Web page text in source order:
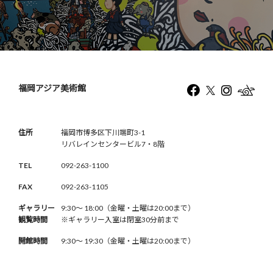
福岡アジア美術館
住所
福岡市博多区下川端町3-1
リバレインセンタービル7・8階
TEL 092-263-1100
FAX 092-263-1105
ギャラリー
観覧時間
9:30〜 18:00（金曜・土曜は20:00まで）
※ギャラリー入室は閉室30分前まで
開館時間 9:30〜 19:30（金曜・土曜は20:00まで）